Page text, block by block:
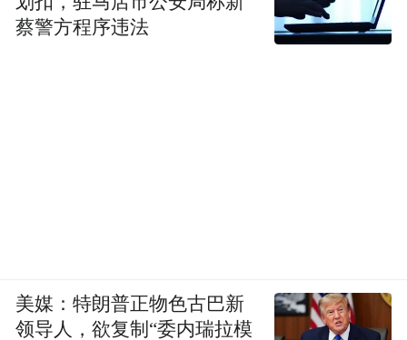
对此，平度市市长信箱在7月7日回应表示：
针对以上问题，平度市东阁街道办事处、城
蔡警方程序违法
美媒：特朗普正物色古巴新
领导人，欲复制“委内瑞拉模